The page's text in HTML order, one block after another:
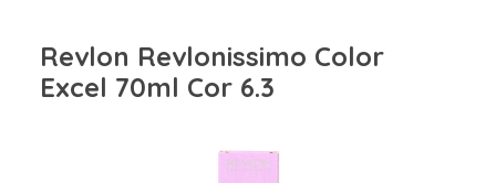
Revlon Revlonissimo Color
Excel 70ml Cor 6.3